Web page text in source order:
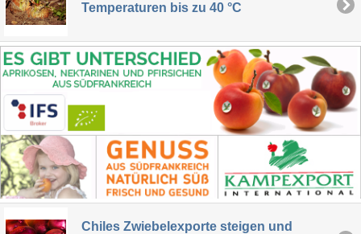
Temperaturen bis zu 40 °C
Chiles Zwiebelexporte steigen und